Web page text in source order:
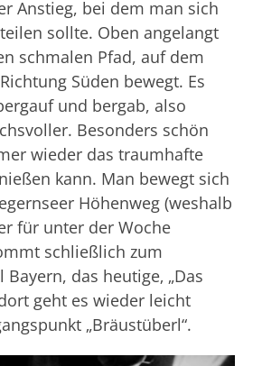
Anstieg, bei dem man sich
sollte. Oben angelangt
schmalen Pfad, auf dem
Süden bewegt. Es
und bergab, also
Besonders schön
wieder das traumhafte
kann. Man bewegt sich
Höhenweg (weshalb
für unter der Woche
schließlich zum
das heutige‚ „Das
geht es wieder leicht
„Bräustüberl“.